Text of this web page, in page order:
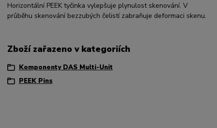
Horizontální PEEK tyčinka vylepšuje plynulost skenování. V
průběhu skenování bezzubých čelistí zabraňuje deformaci skenu.
Zboží zařazeno v kategoriích
Komponenty DAS Multi-Unit
PEEK Pins